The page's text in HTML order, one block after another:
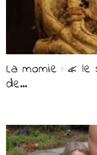
La momie : «
de...